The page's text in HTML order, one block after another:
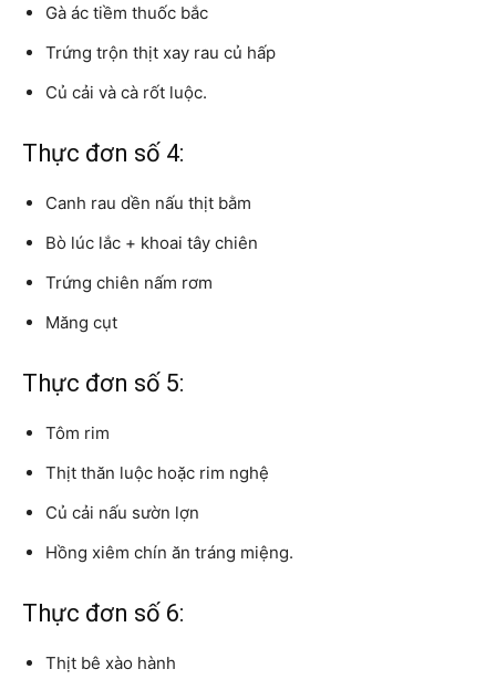
Gà ác tiềm thuốc bắc
Trứng trộn thịt xay rau củ hấp
Củ cải và cà rốt luộc.
Thực đơn số 4:
Canh rau dền nấu thịt bằm
Bò lúc lắc + khoai tây chiên
Trứng chiên nấm rơm
Măng cụt
Thực đơn số 5:
Tôm rim
Thịt thăn luộc hoặc rim nghệ
Củ cải nấu sườn lợn
Hồng xiêm chín ăn tráng miệng.
Thực đơn số 6:
Thịt bê xào hành